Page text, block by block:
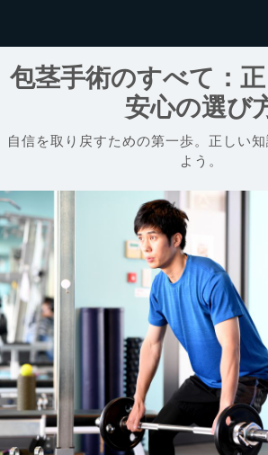
包茎手術のすべて：
安心の選び
自信を取り戻すための第一歩。正しい
よう。